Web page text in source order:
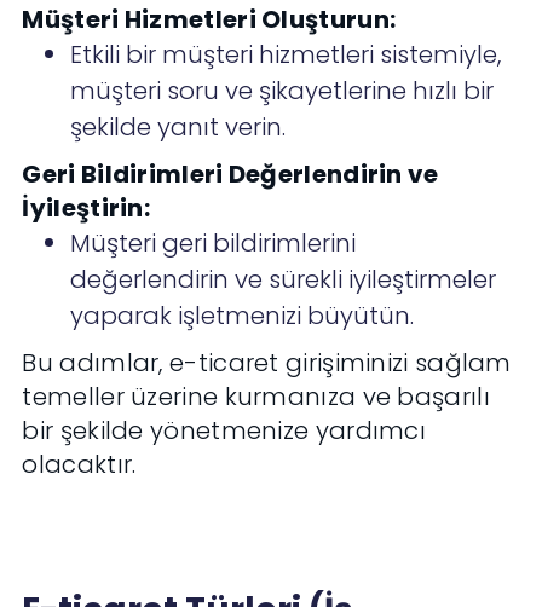
Müşteri Hizmetleri Oluşturun:
Etkili bir müşteri hizmetleri sistemiyle,
müşteri soru ve şikayetlerine hızlı bir
şekilde yanıt verin.
Geri Bildirimleri Değerlendirin ve
İyileştirin:
Müşteri geri bildirimlerini
değerlendirin ve sürekli iyileştirmeler
yaparak işletmenizi büyütün.
Bu adımlar, e-ticaret girişiminizi sağlam
temeller üzerine kurmanıza ve başarılı
bir şekilde yönetmenize yardımcı
olacaktır.